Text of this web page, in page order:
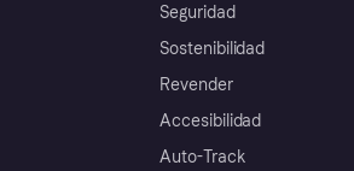
Seguridad
Sostenibilidad
Revender
Accesibilidad
Auto-Track